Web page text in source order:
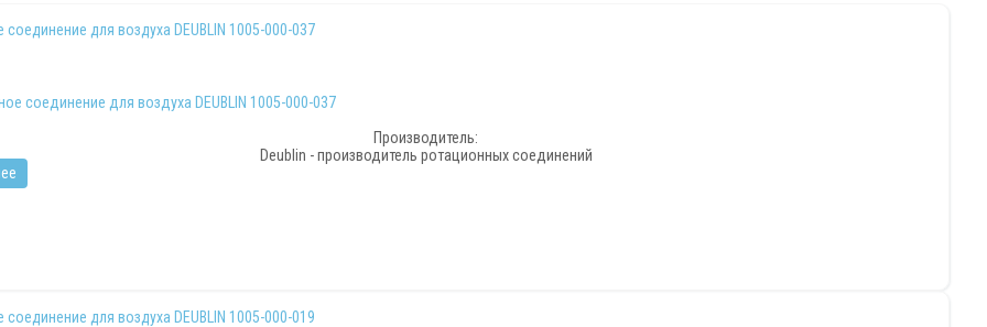
для воздуха DEUBLIN 1005-000-037
Производитель:
Deublin - производитель ротационных соединений
для воздуха DEUBLIN 1005-000-019